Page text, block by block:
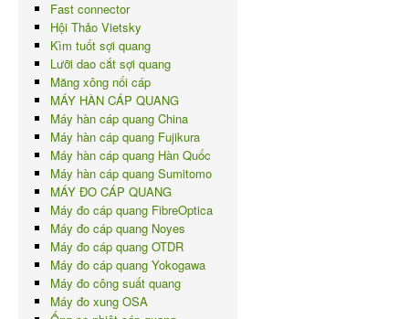
Fast connector
Hội Thảo Vietsky
Kìm tuốt sợi quang
Lưỡi dao cắt sợi quang
Măng xông nối cáp
MÁY HÀN CÁP QUANG
Máy hàn cáp quang China
Máy hàn cáp quang Fujikura
Máy hàn cáp quang Hàn Quốc
Máy hàn cáp quang Sumitomo
MÁY ĐO CÁP QUANG
Máy đo cáp quang FibreOptica
Máy đo cáp quang Noyes
Máy đo cáp quang OTDR
Máy đo cáp quang Yokogawa
Máy đo công suất quang
Máy đo xung OSA